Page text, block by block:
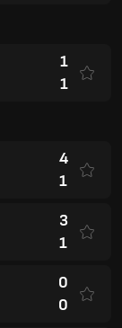
0
1
1
1
0
3
0
1